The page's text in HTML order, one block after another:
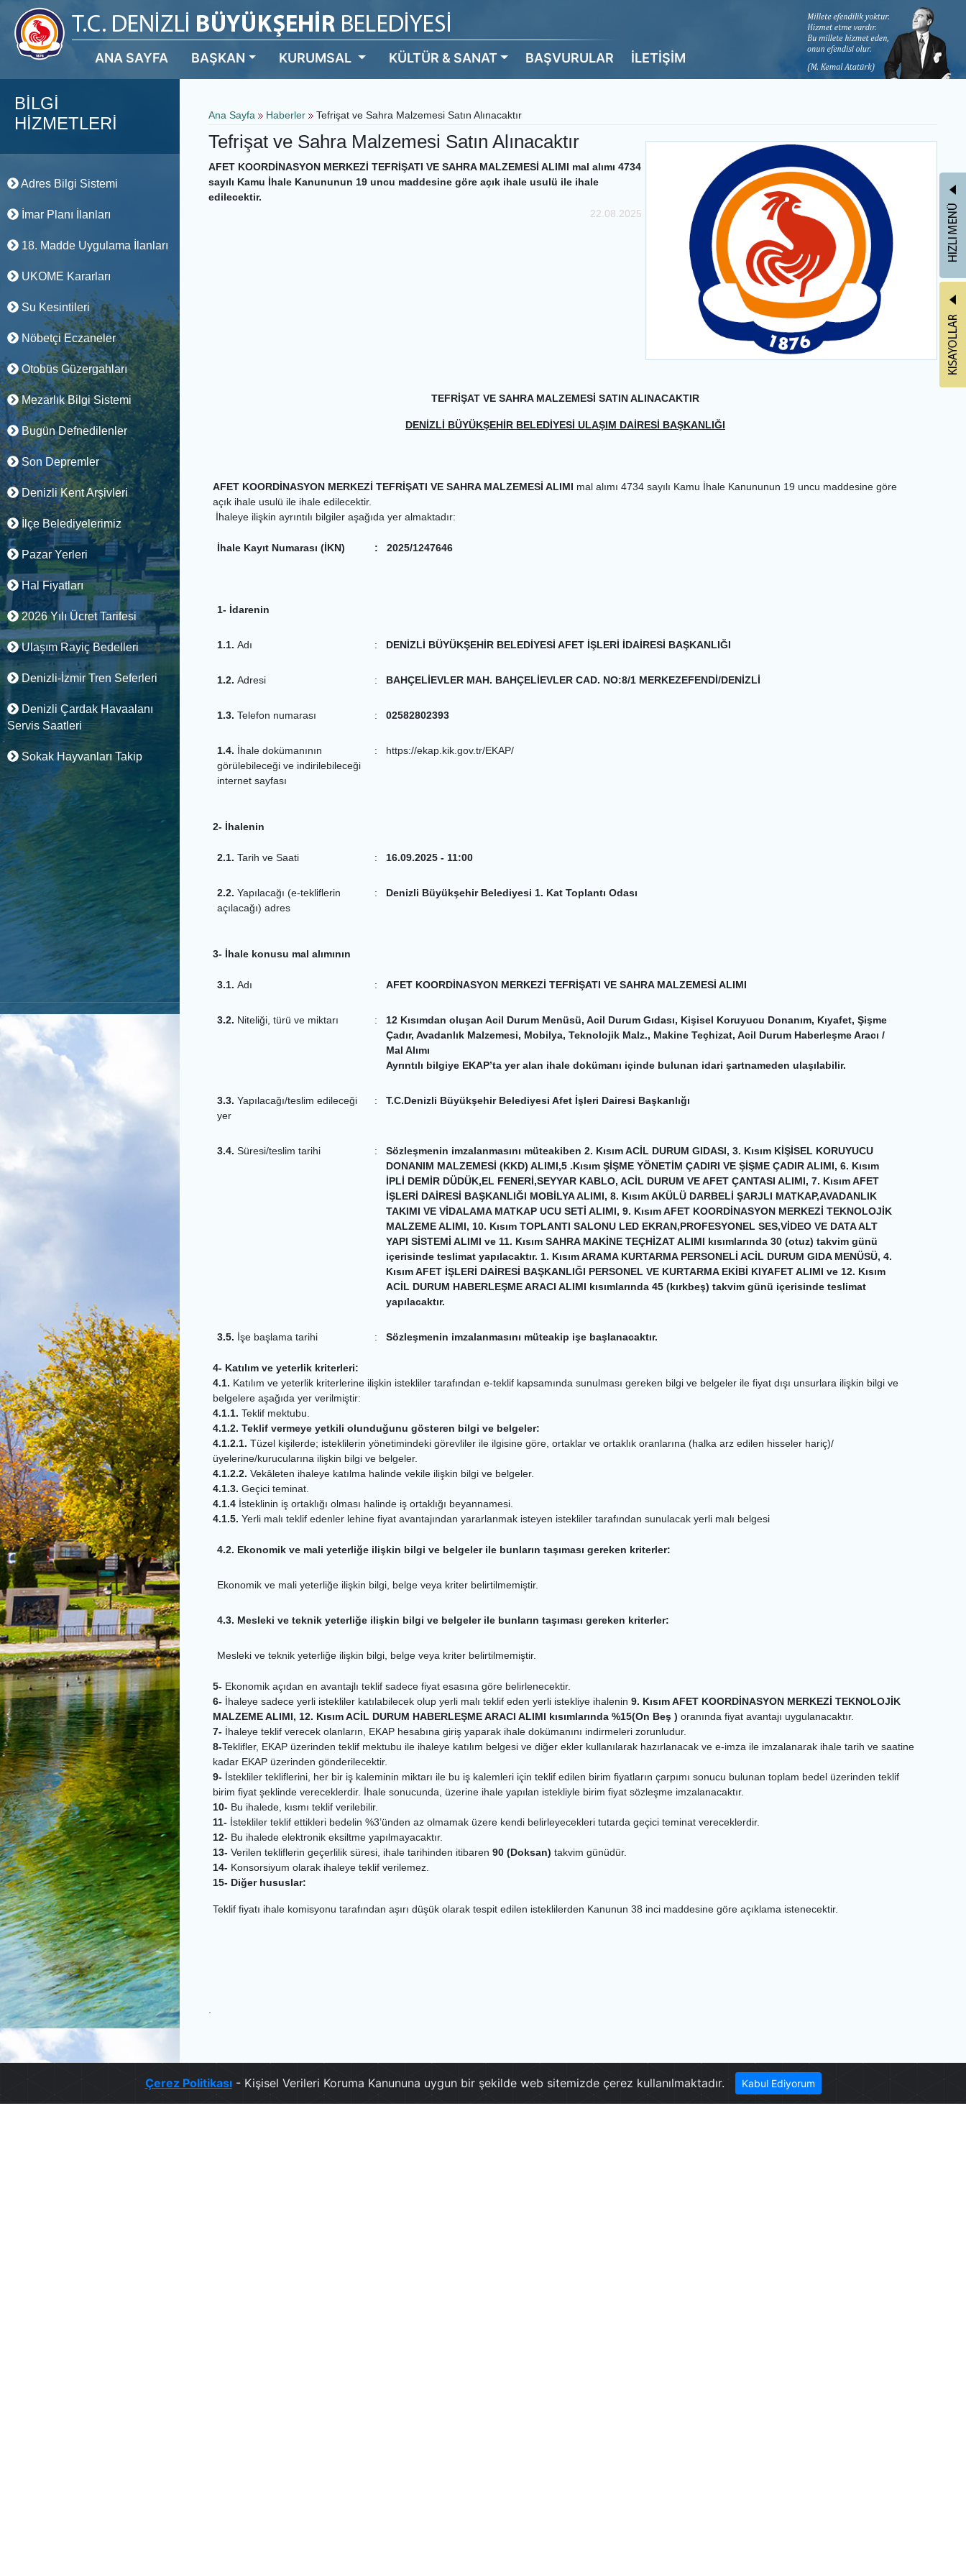
ANA SAYFA BAŞKAN KURUMSAL KÜLTÜR & SANAT BAŞVURULAR İLETİŞİM
BİLGİ
HİZMETLERİ
Adres Bilgi Sistemi
İmar Planı İlanları
18. Madde Uygulama İlanları
UKOME Kararları
Su Kesintileri
Nöbetçi Eczaneler
Otobüs Güzergahları
Mezarlık Bilgi Sistemi
Bugün Defnedilenler
Son Depremler
Denizli Kent Arşivleri
İlçe Belediyelerimiz
Pazar Yerleri
Hal Fiyatları
2026 Yılı Ücret Tarifesi
Ulaşım Rayiç Bedelleri
Denizli-İzmir Tren Seferleri
Denizli Çardak Havaalanı
Servis Saatleri
Sokak Hayvanları Takip
Ana Sayfa Haberler Tefrişat ve Sahra Malzemesi Satın Alınacaktır
Tefrişat ve Sahra Malzemesi Satın Alınacaktır
AFET KOORDİNASYON MERKEZİ TEFRİŞATI VE SAHRA MALZEMESİ ALIMI mal alımı 4734
sayılı Kamu İhale Kanununun 19 uncu maddesine göre açık ihale usulü ile ihale
edilecektir.
22.08.2025
TEFRİŞAT VE SAHRA MALZEMESİ SATIN ALINACAKTIR
DENİZLİ BÜYÜKŞEHİR BELEDİYESİ ULAŞIM DAİRESİ BAŞKANLIĞI
AFET KOORDİNASYON MERKEZİ TEFRİŞATI VE SAHRA MALZEMESİ ALIMI mal alımı 4734 sayılı Kamu İhale Kanununun 19 uncu maddesine göre
açık ihale usulü ile ihale edilecektir.
İhaleye ilişkin ayrıntılı bilgiler aşağıda yer almaktadır:
İhale Kayıt Numarası (İKN) : 2025/1247646
1- İdarenin
1.1. Adı : DENİZLİ BÜYÜKŞEHİR BELEDİYESİ AFET İŞLERİ İDAİRESİ BAŞKANLIĞI
1.2. Adresi : BAHÇELİEVLER MAH. BAHÇELİEVLER CAD. NO:8/1 MERKEZEFENDİ/DENİZLİ
1.3. Telefon numarası : 02582802393
1.4. İhale dokümanının
görülebileceği ve indirilebileceği
internet sayfası
: https://ekap.kik.gov.tr/EKAP/
2- İhalenin
2.1. Tarih ve Saati : 16.09.2025 - 11:00
2.2. Yapılacağı (e-tekliflerin
açılacağı) adres
: Denizli Büyükşehir Belediyesi 1. Kat Toplantı Odası
3- İhale konusu mal alımının
3.1. Adı : AFET KOORDİNASYON MERKEZİ TEFRİŞATI VE SAHRA MALZEMESİ ALIMI
3.2. Niteliği, türü ve miktarı :
12 Kısımdan oluşan Acil Durum Menüsü, Acil Durum Gıdası, Kişisel Koruyucu Donanım, Kıyafet, Şişme
Çadır, Avadanlık Malzemesi, Mobilya, Teknolojik Malz., Makine Teçhizat, Acil Durum Haberleşme Aracı /
Mal Alımı
Ayrıntılı bilgiye EKAP’ta yer alan ihale dokümanı içinde bulunan idari şartnameden ulaşılabilir.
3.3. Yapılacağı/teslim edileceği
yer
: T.C.Denizli Büyükşehir Belediyesi Afet İşleri Dairesi Başkanlığı
3.4. Süresi/teslim tarihi :
Sözleşmenin imzalanmasını müteakiben 2. Kısım ACİL DURUM GIDASI, 3. Kısım KİŞİSEL KORUYUCU
DONANIM MALZEMESİ (KKD) ALIMI,5 .Kısım ŞİŞME YÖNETİM ÇADIRI VE ŞİŞME ÇADIR ALIMI, 6. Kısım
İPLİ DEMİR DÜDÜK,EL FENERİ,SEYYAR KABLO, ACİL DURUM VE AFET ÇANTASI ALIMI, 7. Kısım AFET
İŞLERİ DAİRESİ BAŞKANLIĞI MOBİLYA ALIMI, 8. Kısım AKÜLÜ DARBELİ ŞARJLI MATKAP,AVADANLIK
TAKIMI VE VİDALAMA MATKAP UCU SETİ ALIMI, 9. Kısım AFET KOORDİNASYON MERKEZİ TEKNOLOJİK
MALZEME ALIMI, 10. Kısım TOPLANTI SALONU LED EKRAN,PROFESYONEL SES,VİDEO VE DATA ALT
YAPI SİSTEMİ ALIMI ve 11. Kısım SAHRA MAKİNE TEÇHİZAT ALIMI kısımlarında 30 (otuz) takvim günü
içerisinde teslimat yapılacaktır. 1. Kısım ARAMA KURTARMA PERSONELİ ACİL DURUM GIDA MENÜSÜ, 4.
Kısım AFET İŞLERİ DAİRESİ BAŞKANLIĞI PERSONEL VE KURTARMA EKİBİ KIYAFET ALIMI ve 12. Kısım
ACİL DURUM HABERLEŞME ARACI ALIMI kısımlarında 45 (kırkbeş) takvim günü içerisinde teslimat
yapılacaktır.
3.5. İşe başlama tarihi : Sözleşmenin imzalanmasını müteakip işe başlanacaktır.
4- Katılım ve yeterlik kriterleri:
4.1. Katılım ve yeterlik kriterlerine ilişkin istekliler tarafından e-teklif kapsamında sunulması gereken bilgi ve belgeler ile fiyat dışı unsurlara ilişkin bilgi ve
belgelere aşağıda yer verilmiştir:
4.1.1. Teklif mektubu.
4.1.2. Teklif vermeye yetkili olunduğunu gösteren bilgi ve belgeler:
4.1.2.1. Tüzel kişilerde; isteklilerin yönetimindeki görevliler ile ilgisine göre, ortaklar ve ortaklık oranlarına (halka arz edilen hisseler hariç)/
üyelerine/kurucularına ilişkin bilgi ve belgeler.
4.1.2.2. Vekâleten ihaleye katılma halinde vekile ilişkin bilgi ve belgeler.
4.1.3. Geçici teminat.
4.1.4 İsteklinin iş ortaklığı olması halinde iş ortaklığı beyannamesi.
4.1.5. Yerli malı teklif edenler lehine fiyat avantajından yararlanmak isteyen istekliler tarafından sunulacak yerli malı belgesi
4.2. Ekonomik ve mali yeterliğe ilişkin bilgi ve belgeler ile bunların taşıması gereken kriterler:
Ekonomik ve mali yeterliğe ilişkin bilgi, belge veya kriter belirtilmemiştir.
4.3. Mesleki ve teknik yeterliğe ilişkin bilgi ve belgeler ile bunların taşıması gereken kriterler:
Mesleki ve teknik yeterliğe ilişkin bilgi, belge veya kriter belirtilmemiştir.
5- Ekonomik açıdan en avantajlı teklif sadece fiyat esasına göre belirlenecektir.
6- İhaleye sadece yerli istekliler katılabilecek olup yerli malı teklif eden yerli istekliye ihalenin 9. Kısım AFET KOORDİNASYON MERKEZİ TEKNOLOJİK
MALZEME ALIMI, 12. Kısım ACİL DURUM HABERLEŞME ARACI ALIMI kısımlarında %15(On Beş ) oranında fiyat avantajı uygulanacaktır.
7- İhaleye teklif verecek olanların, EKAP hesabına giriş yaparak ihale dokümanını indirmeleri zorunludur.
8-Teklifler, EKAP üzerinden teklif mektubu ile ihaleye katılım belgesi ve diğer ekler kullanılarak hazırlanacak ve e-imza ile imzalanarak ihale tarih ve saatine
kadar EKAP üzerinden gönderilecektir.
9- İstekliler tekliflerini, her bir iş kaleminin miktarı ile bu iş kalemleri için teklif edilen birim fiyatların çarpımı sonucu bulunan toplam bedel üzerinden teklif
birim fiyat şeklinde vereceklerdir. İhale sonucunda, üzerine ihale yapılan istekliyle birim fiyat sözleşme imzalanacaktır.
10- Bu ihalede, kısmı teklif verilebilir.
11- İstekliler teklif ettikleri bedelin %3’ünden az olmamak üzere kendi belirleyecekleri tutarda geçici teminat vereceklerdir.
12- Bu ihalede elektronik eksiltme yapılmayacaktır.
13- Verilen tekliflerin geçerlilik süresi, ihale tarihinden itibaren 90 (Doksan) takvim günüdür.
14- Konsorsiyum olarak ihaleye teklif verilemez.
15- Diğer hususlar:
Teklif fiyatı ihale komisyonu tarafından aşırı düşük olarak tespit edilen isteklilerden Kanunun 38 inci maddesine göre açıklama istenecektir.
Çerez Politikası- Kişisel Verileri Koruma Kanununa uygun bir şekilde web sitemizde çerez kullanılmaktadır. Kabul Ediyorum